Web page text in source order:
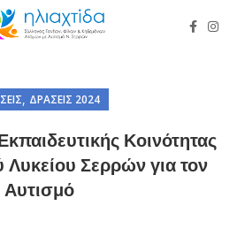
, ΔΡΆΣΕΙΣ 2024
Κοινότητας
Λυκείου Σερρών για τον
Αυτισμό